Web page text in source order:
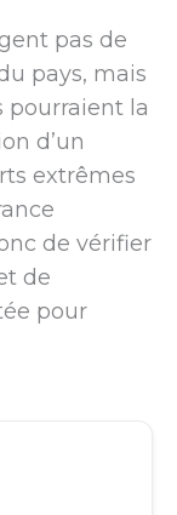
pas de
pays, mais
pourraient la
d’un
extrêmes
de vérifier
de
pour